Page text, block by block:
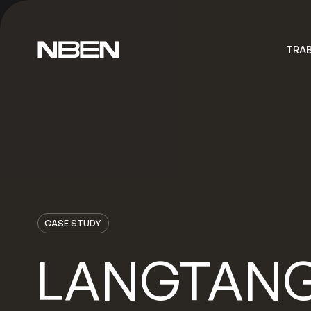
CASE STUDY